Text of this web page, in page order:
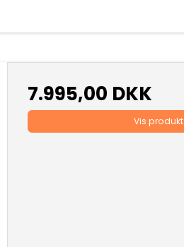
7.995,00 DKK
Vis produkt